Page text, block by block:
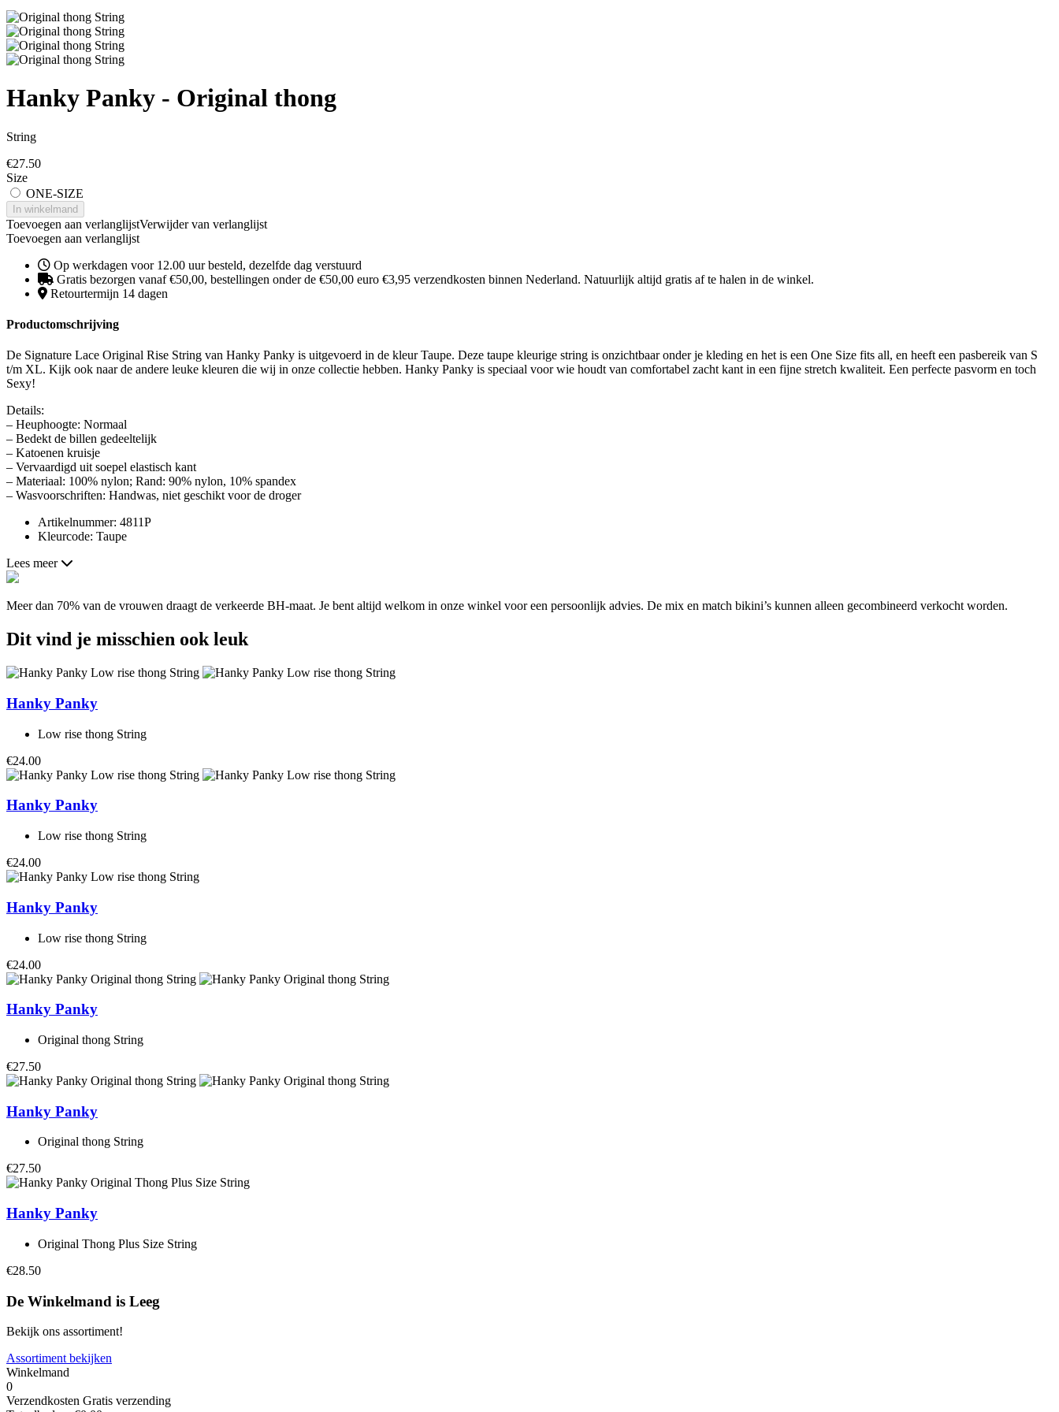
Hanky Panky - Original thong
String
€27.50
Size
ONE-SIZE
In winkelmand
Toevoegen aan verlanglijstVerwijder van verlanglijst
Toevoegen aan verlanglijst
Op werkdagen voor 12.00 uur besteld, dezelfde dag verstuurd
Gratis bezorgen vanaf €50,00, bestellingen onder de €50,00 euro €3,95 verzendkosten binnen Nederland. Natuurlijk altijd gratis af te halen in de winkel.
Retourtermijn 14 dagen
Productomschrijving
De Signature Lace Original Rise String van Hanky Panky is uitgevoerd in de kleur Taupe. Deze taupe kleurige string is onzichtbaar onder je kleding en het is een One Size fits all, en heeft een pasbereik van S
t/m XL. Kijk ook naar de andere leuke kleuren die wij in onze collectie hebben. Hanky Panky is speciaal voor wie houdt van comfortabel zacht kant in een fijne stretch kwaliteit. Een perfecte pasvorm en toch
Sexy!
Details:
– Heuphoogte: Normaal
– Bedekt de billen gedeeltelijk
– Katoenen kruisje
– Vervaardigd uit soepel elastisch kant
– Materiaal: 100% nylon; Rand: 90% nylon, 10% spandex
– Wasvoorschriften: Handwas, niet geschikt voor de droger
Artikelnummer: 4811P
Kleurcode: Taupe
Lees meer
Meer dan 70% van de vrouwen draagt de verkeerde BH-maat. Je bent altijd welkom in onze winkel voor een persoonlijk advies. De mix en match bikini’s kunnen alleen gecombineerd verkocht worden.
Dit vind je misschien ook leuk
Hanky Panky
Low rise thong String
€24.00
Hanky Panky
Low rise thong String
€24.00
Hanky Panky
Low rise thong String
€24.00
Hanky Panky
Original thong String
€27.50
Hanky Panky
Original thong String
€27.50
Hanky Panky
Original Thong Plus Size String
€28.50
De Winkelmand is Leeg
Bekijk ons assortiment!
Assortiment bekijken
Winkelmand
0
Verzendkosten Gratis verzending